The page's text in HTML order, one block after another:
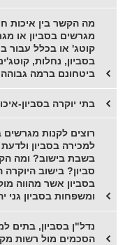
מה הקשר בין איכות
מגרשים בסביון או
קוטג' או בכלל עבור
בסביון, נחלות,
ביטחונם ברמה
בתי יוקרה בסביון-
רוצים לקנות מגרשים
למכירה בסביון
בשבת בישוב? ומה
סביון? בישוב
בסביון אשר מהווה
ומשפחות בסביון גני
נדל"ן בסביון, בתים
הסכמים מול רשות